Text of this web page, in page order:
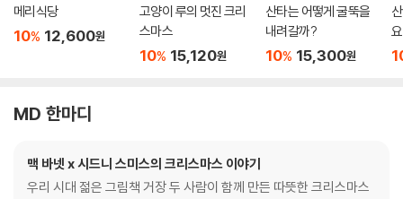
메리식당
10% 12,600원
고양이 루의 멋진 크리
스마스
10% 15,120원
산타는 어떻게 굴뚝을
내려갈까?
10% 15,300원
요
MD 한마디
맥 바넷 x 시드니 스미스의 크리스마스 이야기
우리 시대 젊은 그림책 거장 두 사람이 함께 만든 따뜻한 크리스마스